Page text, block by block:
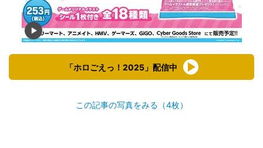
「ホロごえっ！2025」配信中
この記事の写真をみる（4枚）